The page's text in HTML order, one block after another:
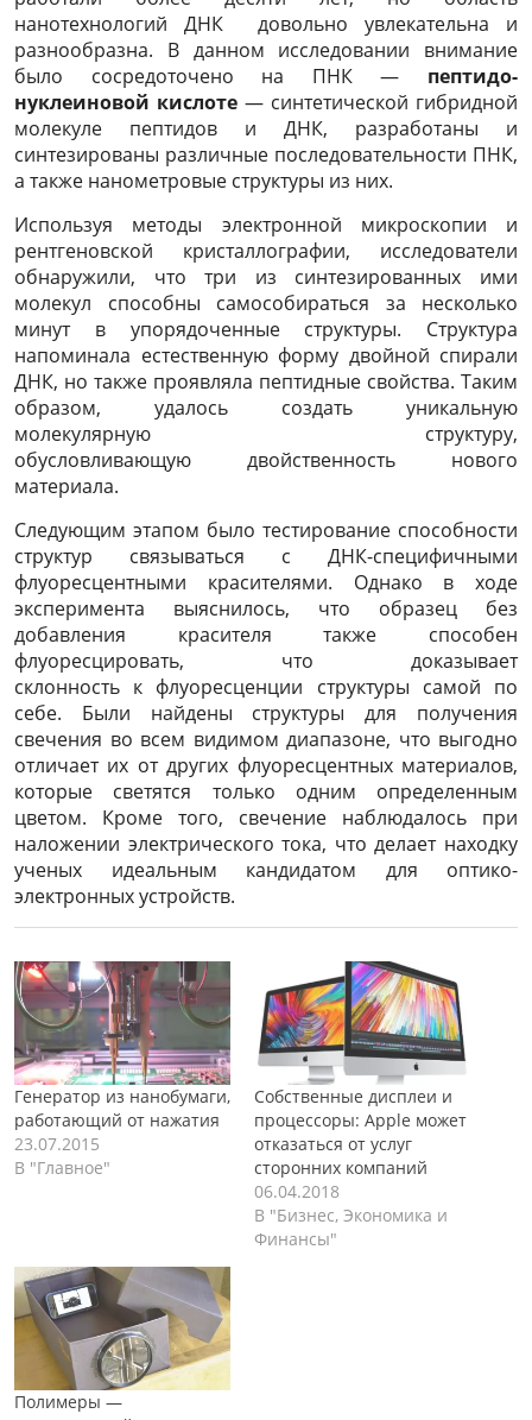
нанотехнологий ДНК довольно увлекательна и
разнообразна. В данном исследовании внимание
было сосредоточено на ПНК — пептидо-
нуклеиновой кислоте — синтетической гибридной
молекуле пептидов и ДНК, разработаны и
синтезированы различные последовательности ПНК,
а также нанометровые структуры из них.
Используя методы электронной микроскопии и
рентгеновской кристаллографии, исследователи
обнаружили, что три из синтезированных ими
молекул способны самособираться за несколько
минут в упорядоченные структуры. Структура
напоминала естественную форму двойной спирали
ДНК, но также проявляла пептидные свойства. Таким
образом, удалось создать уникальную
молекулярную структуру,
обусловливающую двойственность нового
материала.
Следующим этапом было тестирование способности
структур связываться с ДНК-специфичными
флуоресцентными красителями. Однако в ходе
эксперимента выяснилось, что образец без
добавления красителя также способен
флуоресцировать, что доказывает
склонность к флуоресценции структуры самой по
себе. Были найдены структуры для получения
свечения во всем видимом диапазоне, что выгодно
отличает их от других флуоресцентных материалов,
которые светятся только одним определенным
цветом. Кроме того, свечение наблюдалось при
наложении электрического тока, что делает находку
ученых идеальным кандидатом для оптико-
электронных устройств.
Генератор из нанобумаги,
работающий от нажатия
23.07.2015
В "Главное"
Собственные дисплеи и
процессоры: Apple может
отказаться от услуг
сторонних компаний
06.04.2018
В "Бизнес, Экономика и
Финансы"
Полимеры —